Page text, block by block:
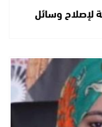
لإصلاح وسائل